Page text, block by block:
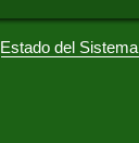
Estado del Sistema